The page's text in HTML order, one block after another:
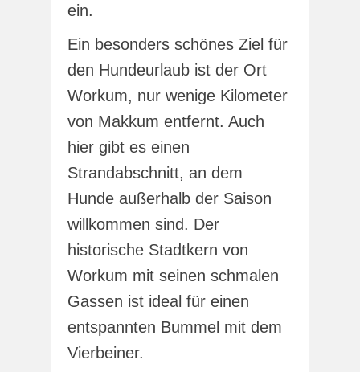
ein.
Ein besonders schönes Ziel für
den Hundeurlaub ist der Ort
Workum, nur wenige Kilometer
von Makkum entfernt. Auch
hier gibt es einen
Strandabschnitt, an dem
Hunde außerhalb der Saison
willkommen sind. Der
historische Stadtkern von
Workum mit seinen schmalen
Gassen ist ideal für einen
entspannten Bummel mit dem
Vierbeiner.